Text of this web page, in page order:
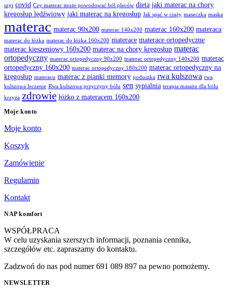
szyi covid Czy materac może powodować ból pleców dieta jaki materac na chory
kręgosłup lędźwiowy jaki materac na kręgosłup Jak spać w ciąży maseczka maska
materac materac 90x200 materac 140x200 materac 160x200 materaca
materac do łóżka materac do łóżka 160x200 materace materace ortopedyczne
materac kieszeniowy 160x200 materac na chory kręgosłup materac
ortopedyczny materac ortopedyczny 90x200 materac ortopedyczny 140x200 materac
ortopedyczny 160x200 materac ortopedyczny 180x200 materac ortopedyczny na
kręgosłup materacu materac z pianki memory poduszka rwa kulszowa rwa
kulszowa leczenie Rwa kulszowa przyczyny bólu sen sypialnia terapia masażu dla bólu
krzyża zdrowie łóżko z materacem 160x200
Moje konto
Moje konto
Koszyk
Zamówienie
Regulamin
Kontakt
NAP komfort
WSPÓŁPRACA
W celu uzyskania szerszych informacji, poznania cennika,
szczegółów etc. zapraszamy do kontaktu.
Zadzwoń do nas pod numer 691 089 897 na pewno pomożemy.
NEWSLETTER